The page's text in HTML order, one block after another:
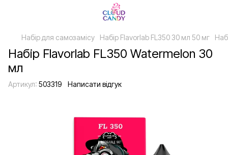
Набір для самозамісу Набір Flavorlab FL350 30 мл 50 мг
Набір Flavorlab FL350 Watermelon 30
мл
Артикул: 503319 Написати відгук